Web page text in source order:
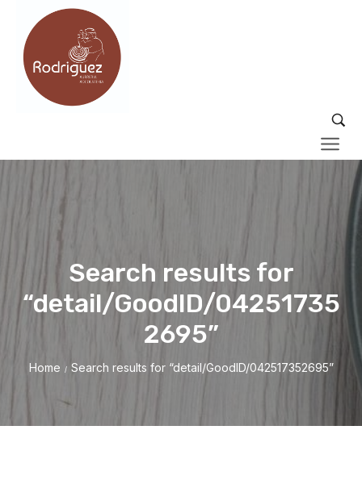
Search results for
“detail/GoodID/04251735
2695”
Home / Search results for “detail/GoodID/042517352695”